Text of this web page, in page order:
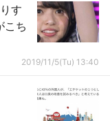
す
こち
2019/11/5(Tu) 13:40